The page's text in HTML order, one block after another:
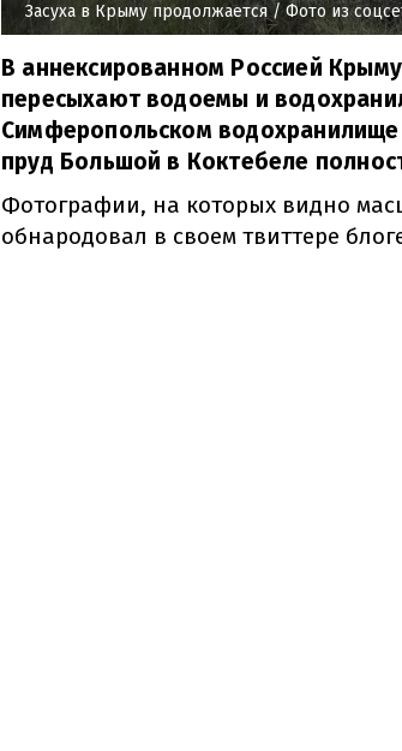
Засуха в Крыму продолжается/ Фото из
В аннексированном Россией
пересыхают водоемы и
Симферопольском
пруд Большой в Коктебеле
Фотографии, на которых видно
обнародовал в своем твиттере